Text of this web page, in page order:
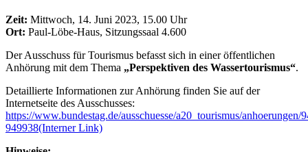
Zeit: Mittwoch, 14. Juni 2023, 15.00 Uhr
Ort: Paul-Löbe-Haus, Sitzungssaal 4.600
Der Ausschuss für Tourismus befasst sich in einer öffentlichen
Anhörung mit dem Thema „Perspektiven des Wassertourismus“.
Detaillierte Informationen zur Anhörung finden Sie auf der
Internetseite des Ausschusses:
https://www.bundestag.de/ausschuesse/a20_tourismus/anhoerungen/
949938(Interner Link)